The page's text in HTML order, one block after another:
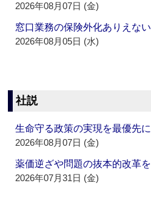
2026年08月07日 (金)
窓口業務の保険外化ありえない
2026年08月05日 (水)
社説
生命守る政策の実現を最優先に
2026年08月07日 (金)
薬価逆ざや問題の抜本的改革を
2026年07月31日 (金)